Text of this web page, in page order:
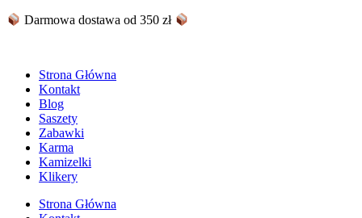
SkipDarmowa dostawa od 350 zł
Strona Główna
Kontakt
Blog
Saszety
Zabawki
Karma
Kamizelki
Klikery
Strona Główna